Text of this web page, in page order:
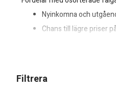
Nyinkomna och
Chans till lägre priser
Filtrera